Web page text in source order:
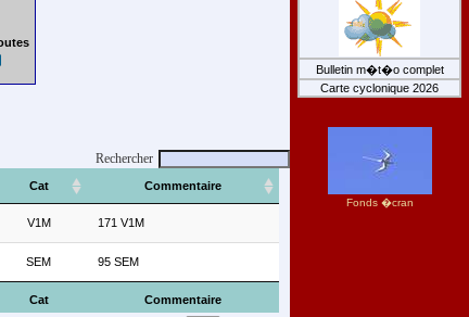
Rechercher
Cat Commentaire
Cat Commentaire
V1M 171 V1M
SEM 95 SEM
Bulletin m�t�o complet
Carte cyclonique 2026
Fonds �cran